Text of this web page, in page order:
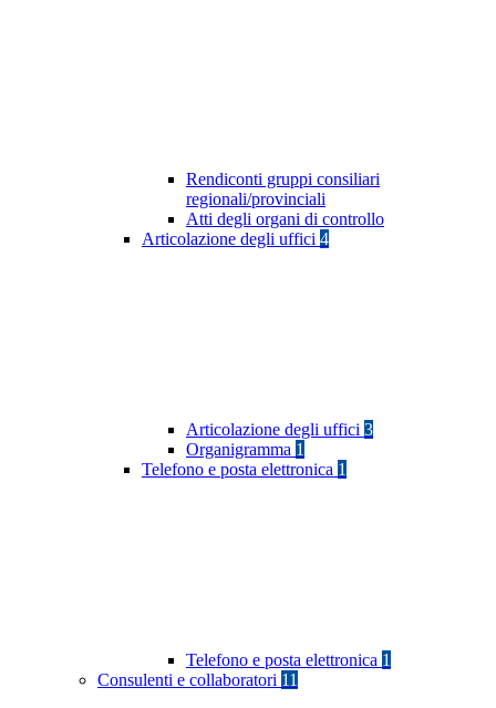
Rendiconti gruppi consiliari
regionali/provinciali
Atti degli organi di controllo
Articolazione degli uffici 4
Articolazione degli uffici 3
Organigramma 1
Telefono e posta elettronica 1
Telefono e posta elettronica 1
Consulenti e collaboratori 11